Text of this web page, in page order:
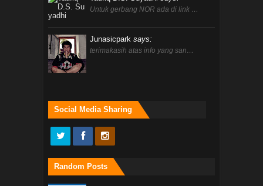
Untuk gerbang NOR ada di link …
Junasicpark says:
terimakasih atas info yang san…
Social Media Sharing
Random Posts